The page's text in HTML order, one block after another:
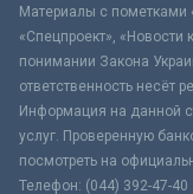
Материалы с пометками
«Спецпроект»,
понимании Закона
ответственность несёт
Информация на данной
услуг. Проверенную
посмотреть на
Телефон: (044) 392-47-40